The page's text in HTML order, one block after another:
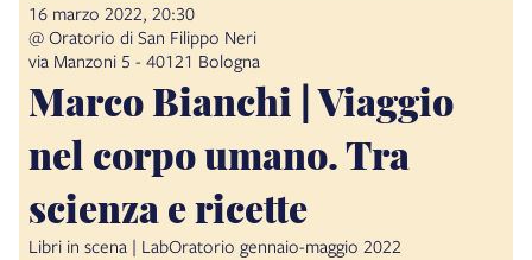
16 marzo 2022, 20:30
@ Oratorio di San Filippo Neri
via Manzoni 5 - 40121 Bologna
Marco Bianchi | Viaggio
nel corpo umano. Tra
scienza e ricette
Libri in scena | LabOratorio gennaio-maggio 2022